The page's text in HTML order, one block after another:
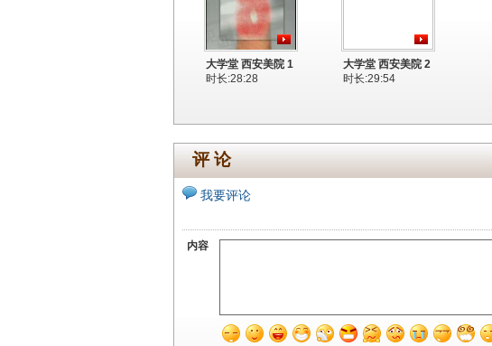
大学堂 西安美院 1
时长:28:28
大学堂 西安美院 2
时长:29:54
评 论
我要评论
内容